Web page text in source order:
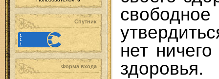
Спутник
Форма входа
нет
здоровья.